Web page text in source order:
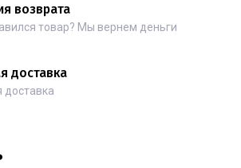
возврата
товар? Мы вернем деньги
доставка
доставка